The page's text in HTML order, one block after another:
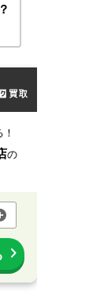
の